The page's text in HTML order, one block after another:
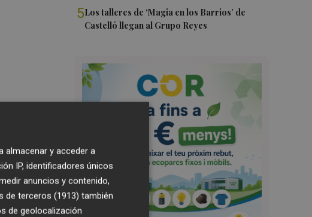
5Los talleres de ‘Magia en los Barrios’ de
Castelló llegan al Grupo Reyes
almacenar y acceder a
IP, identificadores únicos
anuncios y contenido,
de terceros (1913) también
de geolocalización